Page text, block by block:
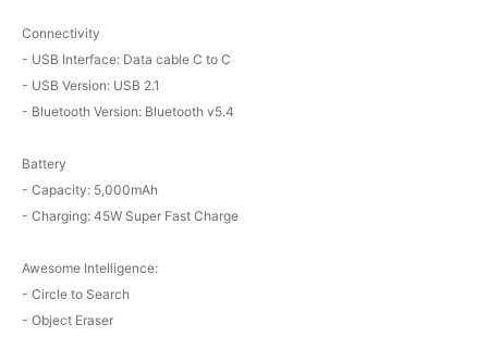
Connectivity
- USB Interface: Data cable C to C
- USB Version: USB 2.1
- Bluetooth Version: Bluetooth v5.4
Battery
- Capacity: 5,000mAh
- Charging: 45W Super Fast Charge
Awesome Intelligence:
- Circle to Search
- Object Eraser